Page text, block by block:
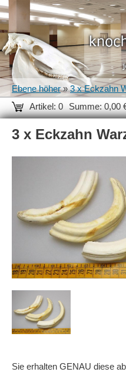
Artikel: 0 Summe: 0,00
Ebene höher»3 x Eckzahn
3 x Eckzahn
Sie erhalten GENAU diese